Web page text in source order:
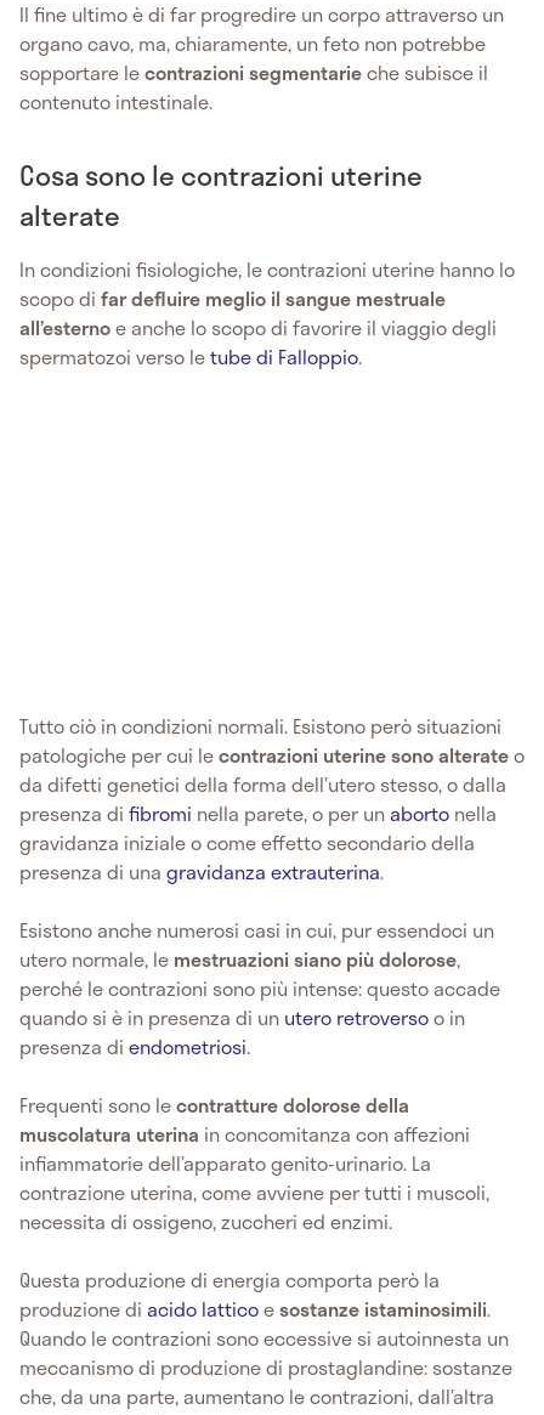
Il fine ultimo è di far progredire un corpo attraverso un
organo cavo, ma, chiaramente, un feto non potrebbe
sopportare lecontrazioni segmentarieche subisce il
contenuto intestinale.
Cosa sono le contrazioni uterine
alterate
In condizioni fisiologiche, le contrazioni uterine hanno lo
scopo di far defluire meglio il sangue mestruale
all’esternoe anche lo scopo di favorire il viaggio degli
spermatozoi verso letube di Falloppio.
Tutto ciò in condizioni normali. Esistono però situazioni
patologiche per cui lecontrazioni uterine sono alterateo
da difetti genetici della forma dell’utero stesso, o dalla
presenza di fibromi nella parete, o per unaborto nella
gravidanza iniziale o come effetto secondario della
presenza di una gravidanza extrauterina.
Esistono anche numerosi casi in cui, pur essendoci un
utero normale, le mestruazioni siano più dolorose,
perché le contrazioni sono più intense: questo accade
quando si è in presenza di un utero retroversoo in
presenza di endometriosi.
Frequenti sono lecontratture dolorose della
muscolatura uterina in concomitanza con affezioni
infiammatorie dell’apparato genito-urinario. La
contrazione uterina, come avviene per tutti i muscoli,
necessita di ossigeno, zuccheri ed enzimi.
Questa produzione di energia comporta però la
produzione di acido latticoesostanze istaminosimili.
Quando le contrazioni sono eccessive si autoinnesta un
meccanismo di produzione di prostaglandine: sostanze
che, da una parte, aumentano le contrazioni, dall’altra